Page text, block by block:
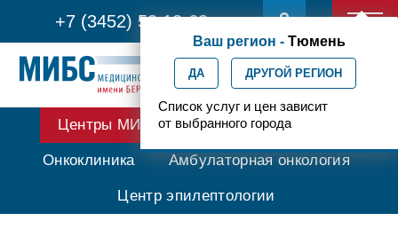
+7 (3452) 53 13-62
Ваш регион - Тюмень
ДА ДРУГОЙ РЕГИОН
Список услуг и цен зависит
от выбранного города
Центры МИБС Протонная терапия
Онкоклиника Амбулаторная онкология
Центр эпилептологии